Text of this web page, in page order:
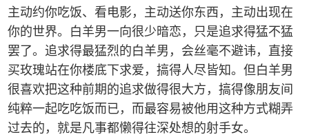
主动约你吃饭、看电影，主动送你东西，主动出现在
你的世界。白羊男一向很少暗恋，只是追求得猛不猛
罢了。追求得最猛烈的白羊男，会丝毫不避讳，直接
买玫瑰站在你楼底下求爱，搞得人尽皆知。但白羊男
很喜欢把这种前期的追求做得很大方，搞得像朋友间
纯粹一起吃吃饭而已，而最容易被他用这种方式糊弄
过去的，就是凡事都懒得往深处想的射手女。